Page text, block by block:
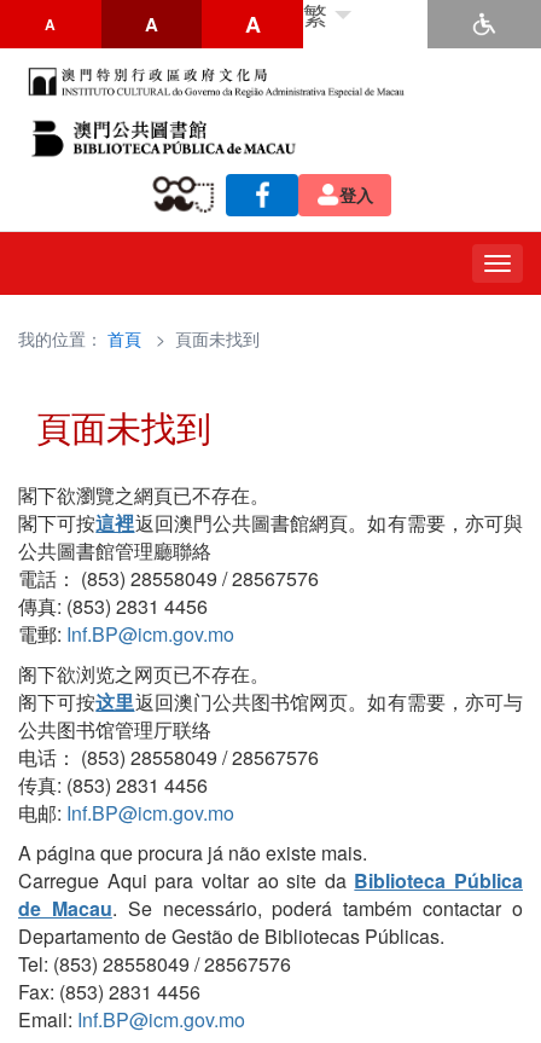
A A A 繁
登入
我的位置： 首頁 > 頁面未找到
頁面未找到
閣下欲瀏覽之網頁已不存在。
閣下可按這裡返回澳門公共圖書館網頁。如有需要，亦可與
公共圖書館管理廳聯絡
電話： (853) 28558049 / 28567576
傳真: (853) 2831 4456
電郵: Inf.BP@icm.gov.mo
阁下欲浏览之网页已不存在。
阁下可按这里返回澳门公共图书馆网页。如有需要，亦可与
公共图书馆管理厅联络
电话： (853) 28558049 / 28567576
传真: (853) 2831 4456
电邮: Inf.BP@icm.gov.mo
A página que procura já não existe mais.
Carregue Aqui para voltar ao site da Biblioteca Pública
de Macau. Se necessário, poderá também contactar o
Departamento de Gestão de Bibliotecas Públicas.
Tel: (853) 28558049 / 28567576
Fax: (853) 2831 4456
Email: Inf.BP@icm.gov.mo